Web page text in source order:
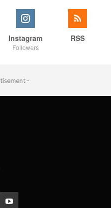
Instagram
Followers
RSS